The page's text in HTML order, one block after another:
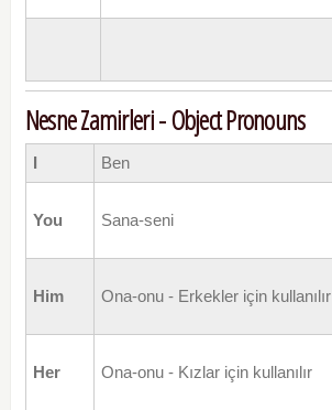
Nesne Zamirleri - Object Pronouns
I Ben
You Sana-seni
Him Ona-onu - Erkekler için kullanılır
Her Ona-onu - Kızlar için kullanılır